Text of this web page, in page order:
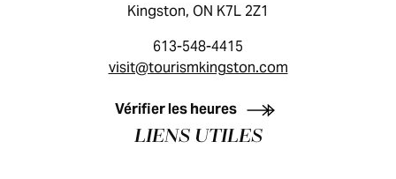
GUIDE DES VISITEURS
Kingston, ON K7L 2Z1
613-548-4415
visit@tourismkingston.com
Vérifier les heures
LIENS UTILES